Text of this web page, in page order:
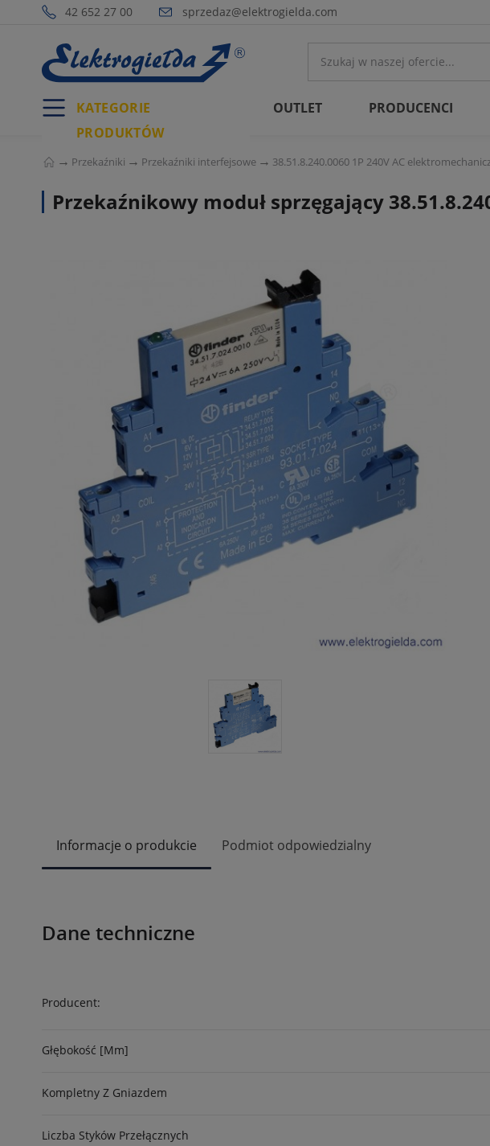
42 652 27 00 sprzedaz@elektrogielda.com
KATEGORIE
PRODUKTÓW
OUTLET PRODUCENCI
Przekaźniki Przekaźniki interfejsowe 38.51.8.240.0060 1P 240V AC
Przekaźnikowy moduł sprzęgający
Informacje o produkcie Podmiot odpowiedzialny
Dane techniczne
Producent:
Głębokość [mm]
Kompletny Z Gniazdem
Liczba Styków Przełącznych